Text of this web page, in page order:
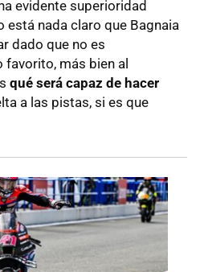
evidente superioridad
está nada claro que Bagnaia
dado que no es
más bien al
qué será capaz de hacer
a las pistas, si es que